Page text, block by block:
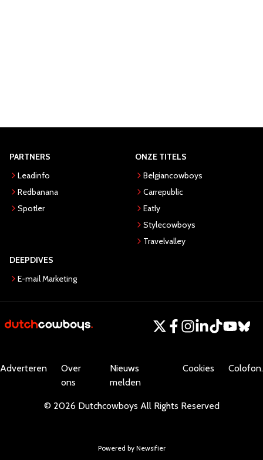
PARTNERS
Leadinfo
Redbanana
Spotler
ONZE TITELS
Belgiancowboys
Carrepublic
Eatly
Stylecowboys
Travelvalley
DEEPDIVES
E-mail Marketing
Adverteren
Over
ons
Nieuws
melden
Cookies Colofon.
© 2026 Dutchcowboys All Rights Reserved
Powered by Newsifier